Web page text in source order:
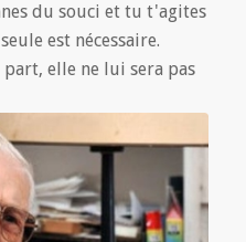
du souci et tu t'agites
est nécessaire.
elle ne lui sera pas